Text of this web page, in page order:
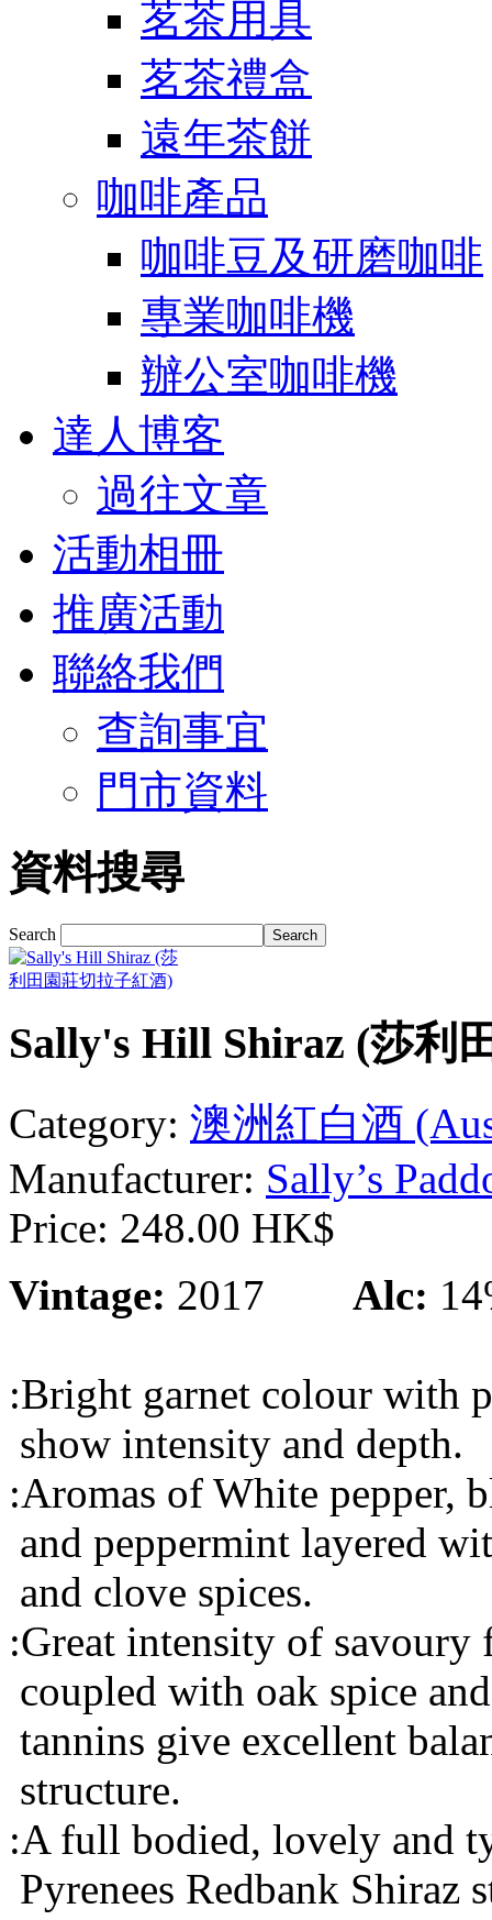
茗茶用具
茗茶禮盒
遠年茶餅
咖啡產品
咖啡豆及研磨咖啡
專業咖啡機
辦公室咖啡機
達人博客
過往文章
活動相冊
推廣活動
聯絡我們
查詢事宜
門市資料
資料搜尋
Search
Sally's Hill Shiraz (莎利
Category: 澳洲紅白酒
Manufacturer: Sally’s
Price: 248.00 HK$
Vintage: 2017 Alc:
:Bright garnet colour with
show intensity and depth.
:Aromas of White pepper,
and peppermint layered
and clove spices.
:Great intensity of savoury
coupled with oak spice
tannins give excellent
structure.
:A full bodied, lovely and
Pyrenees Redbank Shiraz